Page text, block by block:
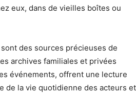
eux, dans de vieilles boîtes ou
des sources précieuses de
archives familiales et privées
événements, offrent une lecture
de la vie quotidienne des acteurs et